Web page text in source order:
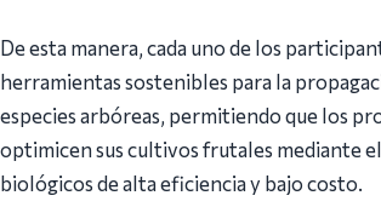
De esta manera, cada uno de los
herramientas sostenibles para la
especies arbóreas, permitiendo que los
optimicen sus cultivos frutales mediante
biológicos de alta eficiencia y bajo costo.